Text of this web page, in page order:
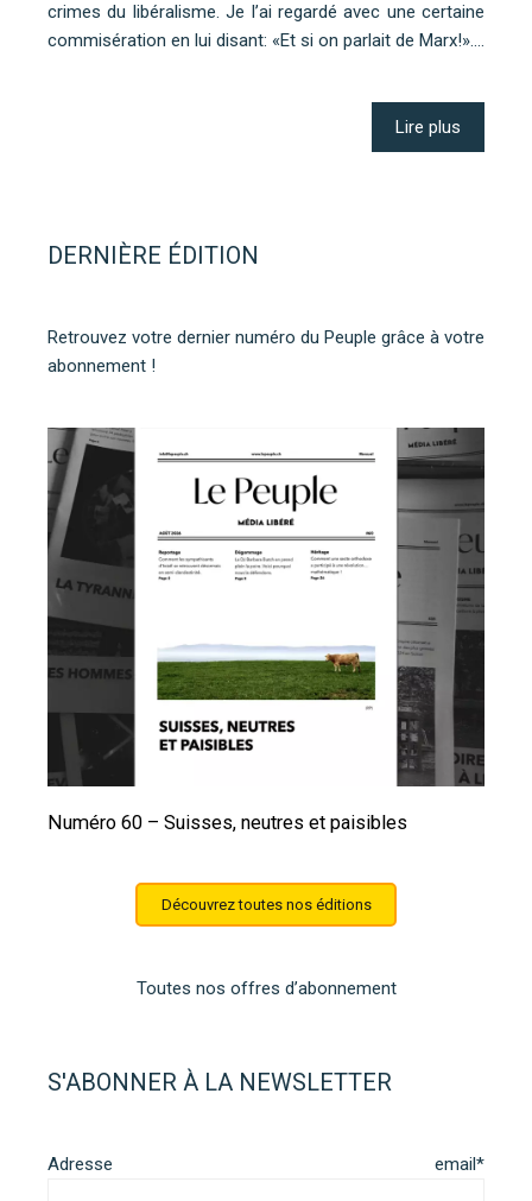
crimes du libéralisme. Je l’ai regardé avec une certaine
commisération en lui disant: «Et si on parlait de Marx!».…
Lire plus
DERNIÈRE ÉDITION
Retrouvez votre dernier numéro du Peuple grâce à votre
abonnement !
Numéro 60 – Suisses, neutres et paisibles
Découvrez toutes nos éditions
Toutes nos offres d’abonnement
S'ABONNER À LA NEWSLETTER
Adresse email*